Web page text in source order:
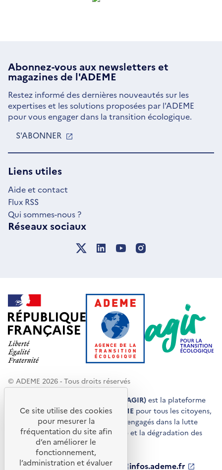
Abonnez-vous aux newsletterset
magazines de l'ADEME
Restez informé des dernières nouveautés sur les
expertises et les solutions proposées par l'ADEME
pour vous engager dans la transition écologique.
S'ABONNER
UNE
Liens utiles
Aide et contact
Flux RSS
Qui sommes-nous ?
Réseaux sociaux
© ADEME 2026 - Tous droits réservés
Agir pour la transition écologique (AGIR) est la plateforme
de conseils et de services de l'ADEME pour tous les citoyens,
acteurs économiques et territoires engagés dans la lutte
contre le réchauffement climatique et la dégradation des
ressources.
ademe.fr
S'ouvre librairie.ademe.fr
S'ouvre infos.ademe.fr
S'ouvre
Ce site utilise des cookies
pour mesurer la
fréquentation du site afin
d’en améliorer le
fonctionnement,
l’administration et évaluer